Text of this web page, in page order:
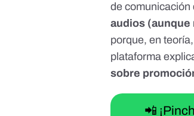
de comunicación
audios
porque, en
plataforma
sobre
📲